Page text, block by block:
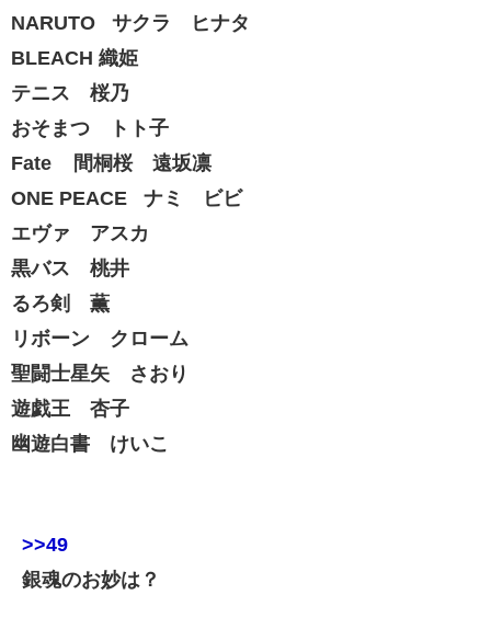
NARUTO サクラ ヒナタ
BLEACH 織姫
テニス 桜乃
おそまつ トト子
Fate 間桐桜 遠坂凛
ONE PEACE ナミ ビビ
エヴァ アスカ
黒バス 桃井
るろ剣 薫
リボーン クローム
聖闘士星矢 さおり
遊戯王 杏子
幽遊白書 けいこ
>>49
銀魂のお妙は？